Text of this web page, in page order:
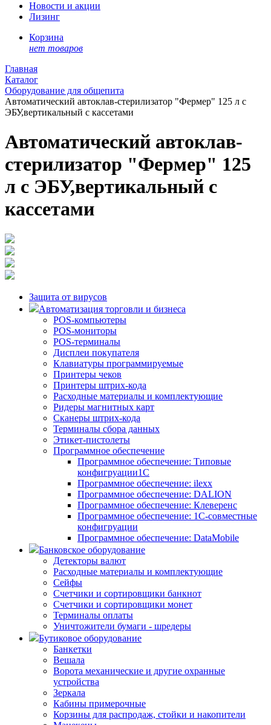
Новости и акции
Лизинг
Корзина
нет товаров
Главная
Каталог
Оборудование для общепита
Автоматический автоклав-стерилизатор "Фермер" 125 л с
ЭБУ,вертикальный с кассетами
Автоматический автоклав-
стерилизатор "Фермер" 125
л с ЭБУ,вертикальный с
кассетами
Защита от вирусов
Автоматизация торговли и бизнеса
POS-компьютеры
POS-мониторы
POS-терминалы
Дисплеи покупателя
Клавиатуры программируемые
Принтеры чеков
Принтеры штрих-кода
Расходные материалы и комплектующие
Ридеры магнитных карт
Сканеры штрих-кода
Терминалы сбора данных
Этикет-пистолеты
Программное обеспечение
Программное обеспечение: Типовые
конфигруации1С
Программное обеспечение: ilexx
Программное обеспечение: DALION
Программное обеспечение: Клеверенс
Программное обеспечение: 1С-совместные
конфигруации
Программное обеспечение: DataMobile
Банковское оборудование
Детекторы валют
Расходные материалы и комплектующие
Сейфы
Счетчики и сортировщики банкнот
Счетчики и сортировщики монет
Терминалы оплаты
Уничтожители бумаги - шредеры
Бутиковое оборудование
Банкетки
Вешала
Ворота механические и другие охранные
устройства
Зеркала
Кабины примерочные
Корзины для распродаж, стойки и накопители